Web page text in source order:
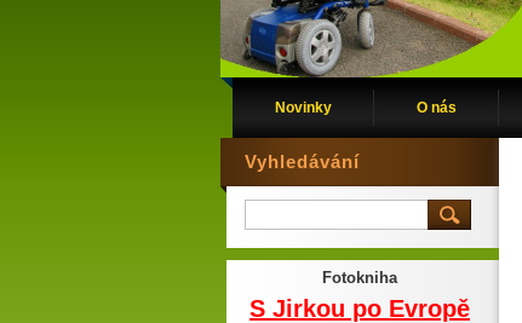
Novinky O nás
Vyhledávání
Fotokniha
S Jirkou po Evropě